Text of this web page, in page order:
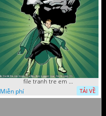
file tranh tre em mam non tieu hoc supper man toi thuong 35
Miễn phí
TẢI VỀ